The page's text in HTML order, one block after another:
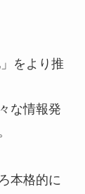
をより推
な情報発
本格的に